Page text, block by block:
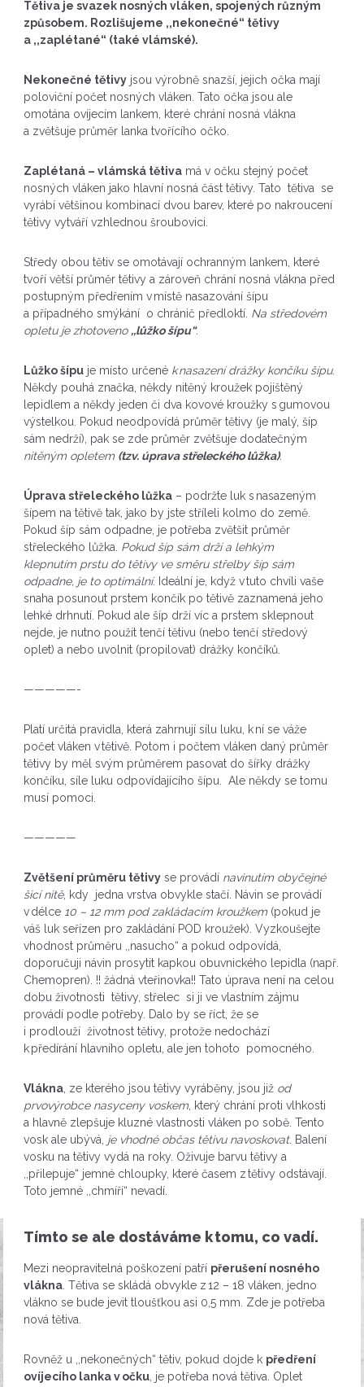
Tětiva je svazek nosných vláken, spojených různým
způsobem. Rozlišujeme ,,nekonečné“ tětivy
a ,,zaplétané“ (také vlámské).
Nekonečné tětivy jsou výrobně snazší, jejich očka mají
poloviční počet nosných vláken. Tato očka jsou ale
omotána ovíjecím lankem, které chrání nosná vlákna
a zvětšuje průměr lanka tvořícího očko.
Zaplétaná – vlámská tětiva má v očku stejný počet
nosných vláken jako hlavní nosná část tětivy. Tato tětiva se
vyrábí většinou kombinací dvou barev, které po nakroucení
tětivy vytváří vzhlednou šroubovici.
Středy obou tětiv se omotávají ochranným lankem, které
tvoří větší průměr tětivy a zároveň chrání nosná vlákna před
postupným předřením v místě nasazování šípu
a případného smýkání o chránič předloktí. Na středovém
opletu je zhotoveno ,,lůžko šípu“.
Lůžko šípu je místo určené k nasazení drážky končíku šípu.
Někdy pouhá značka, někdy nitěný kroužek pojištěný
lepidlem a někdy jeden či dva kovové kroužky s gumovou
výstelkou. Pokud neodpovídá průměr tětivy (je malý, šíp
sám nedrží), pak se zde průměr zvětšuje dodatečným
nitěným opletem (tzv. úprava střeleckého lůžka).
Úprava střeleckého lůžka – podržte luk s nasazeným
šípem na tětivě tak, jako by jste stříleli kolmo do země.
Pokud šíp sám odpadne, je potřeba zvětšit průměr
střeleckého lůžka. Pokud šíp sám drží a lehkým
klepnutím prstu do tětivy ve směru střelby šíp sám
odpadne, je to optimální. Ideální je, když v tuto chvíli vaše
snaha posunout prstem končík po tětivě zaznamená jeho
lehké drhnutí. Pokud ale šíp drží víc a prstem sklepnout
nejde, je nutno použít tenčí tětivu (nebo tenčí středový
oplet) a nebo uvolnit (propilovat) drážky končíků.
—————-
Platí určitá pravidla, která zahrnují sílu luku, k ní se váže
počet vláken v tětivě. Potom i počtem vláken daný průměr
tětivy by měl svým průměrem pasovat do šířky drážky
končíku, síle luku odpovídajícího šípu. Ale někdy se tomu
musí pomoci.
—————
Zvětšení průměru tětivy se provádí navinutím obyčejné
šicí nitě, kdy jedna vrstva obvykle stačí. Návin se provádí
v délce 10 – 12 mm pod zakládacím kroužkem (pokud je
váš luk seřízen pro zakládání POD kroužek). Vyzkoušejte
vhodnost průměru ,,nasucho“ a pokud odpovídá,
doporučuji návin prosytit kapkou obuvnického lepidla (např.
Chemopren). !! žádná vteřinovka!! Tato úprava není na celou
dobu životnosti tětivy, střelec si ji ve vlastním zájmu
provádí podle potřeby. Dalo by se říct, že se
i prodlouží životnost tětivy, protože nedochází
k předírání hlavního opletu, ale jen tohoto pomocného.
Vlákna , ze kterého jsou tětivy vyráběny, jsou již od
prvovýrobce nasyceny voskem , který chrání proti vlhkosti
a hlavně zlepšuje kluzné vlastnosti vláken po sobě. Tento
vosk ale ubývá, je vhodné občas tětivu navoskovat. Balení
vosku na tětivy vydá na roky. Oživuje barvu tětivy a
,,přilepuje“ jemné chloupky, které časem z tětivy odstávají.
Toto jemné ,,chmíří“ nevadí.
Tímto se ale dostáváme k tomu, co vadí.
Mezi neopravitelná poškození patří přerušení nosného
vlákna. Tětiva se skládá obvykle z 12 – 18 vláken, jedno
vlákno se bude jevit tloušťkou asi 0,5 mm. Zde je potřeba
nová tětiva.
Rovněž u ,,nekonečných“ tětiv, pokud dojde k předření
ovíjecího lanka v očku, je potřeba nová tětiva. Oplet